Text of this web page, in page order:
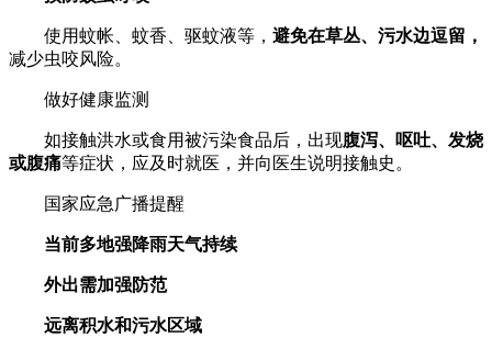
使用蚊帐、蚊香、驱蚊液等， 避免在草丛、污水边逗留，
减少虫咬风险。
做好健康监测
如接触洪水或食用被污染食品后，出现腹泻、呕吐、发烧
或腹痛等症状，应及时就医，并向医生说明接触史。
国家应急广播提醒
当前多地强降雨天气持续
外出需加强防范
远离积水和污水区域